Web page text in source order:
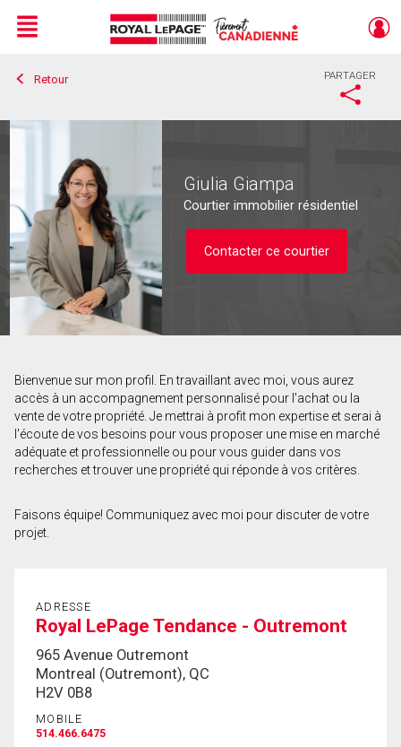
Live
En Direct
Menu
Retour PARTAGER
Giulia Giampa
Courtier immobilier résidentiel
Contacter ce courtier
Contacter ce courtier
Prénom
Nom
Courriel
Téléphone
Bienvenue sur mon profil. En travaillant avec moi, vous aurez
accès à un accompagnement personnalisé pour l'achat ou la
vente de votre propriété. Je mettrai à profit mon expertise et serai à
l'écoute de vos besoins pour vous proposer une mise en marché
adéquate et professionnelle ou pour vous guider dans vos
recherches et trouver une propriété qui réponde à vos critères.
Faisons équipe! Communiquez avec moi pour discuter de votre
projet.
ADRESSE
Royal LePage Tendance - Outremont
965 Avenue Outremont
Montreal (Outremont), QC
H2V 0B8
MOBILE
514.466.6475